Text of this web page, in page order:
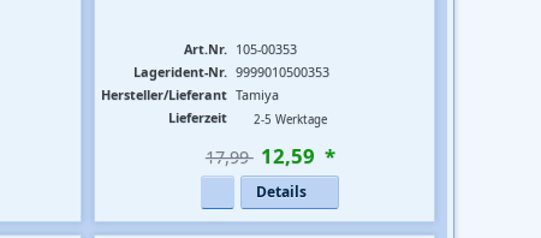
Art.Nr. 105-00353
Lagerident-Nr. 9999010500353
Hersteller/Lieferant Tamiya
Lieferzeit
2-5 Werktage
17,99  12,59 *
Details